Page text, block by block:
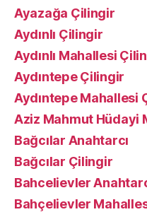
Ayazağa Çilingir
Aydınlı Çilingir
Aydınlı Mahallesi
Aydıntepe Çilingir
Aydıntepe Mahallesi
Aziz Mahmut Hüdayi
Bağcılar Anahtarcı
Bağcılar Çilingir
Bahcelievler
Bahçelievler